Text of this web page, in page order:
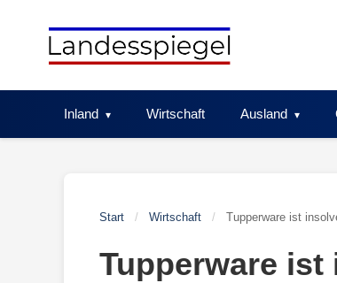
Inland Wirtschaft Ausland
Start / Wirtschaft / Tupperware ist
Tupperware